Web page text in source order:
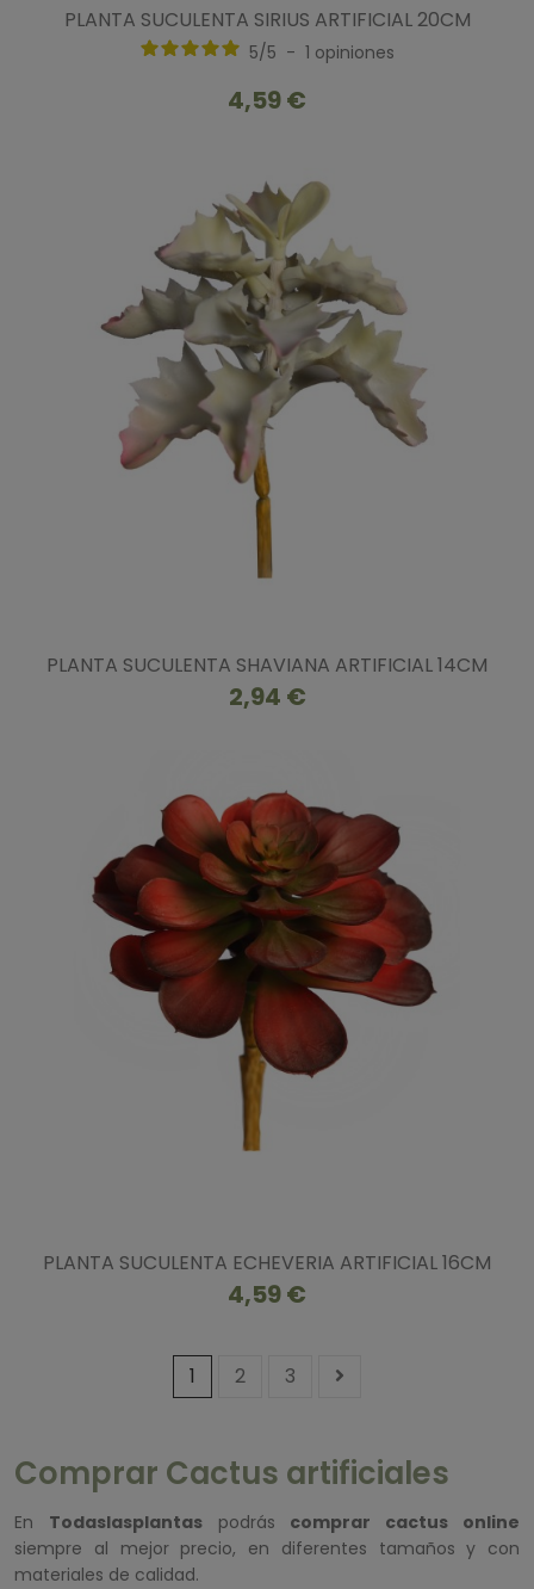
PLANTA SUCULENTA SIRIUS ARTIFICIAL 20CM
5/5 - 1 opiniones
4,59 €
PLANTA SUCULENTA SHAVIANA ARTIFICIAL 14CM
2,94 €
PLANTA SUCULENTA ECHEVERIA ARTIFICIAL 16CM
4,59 €
1 2 3
Comprar Cactus artificiales
En Todaslasplantaspodrás comprar cactus online
siempre al mejor precio, en diferentes tamaños y con
materiales de calidad.